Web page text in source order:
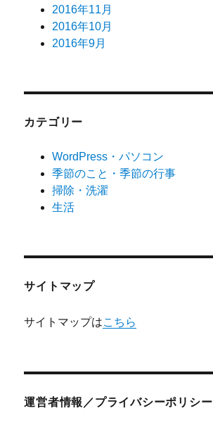
2016年11月
2016年10月
2016年9月
カテゴリー
WordPress・パソコン
季節のこと・季節の行事
掃除・洗濯
生活
サイトマップ
サイトマップはこちら
運営者情報／プライバシーポリシー